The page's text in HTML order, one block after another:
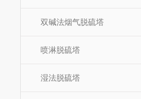
双碱法烟气脱硫塔
喷淋脱硫塔
湿法脱硫塔